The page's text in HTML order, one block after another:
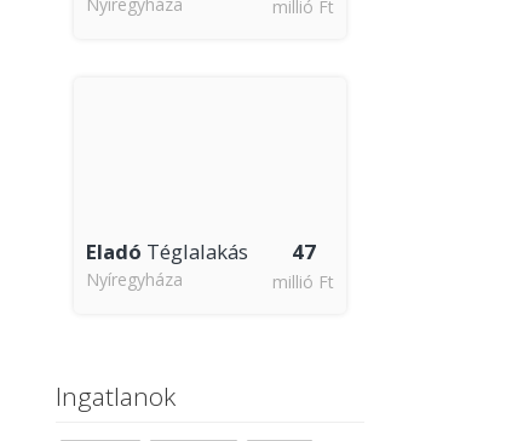
millió Ft
47
millió Ft
Eladó Téglalakás
Nyíregyháza
Ingatlanok